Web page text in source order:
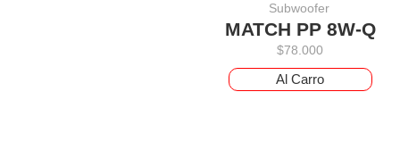
Subwoofer
MATCH PP 8W-Q
$78.000
Al Carro